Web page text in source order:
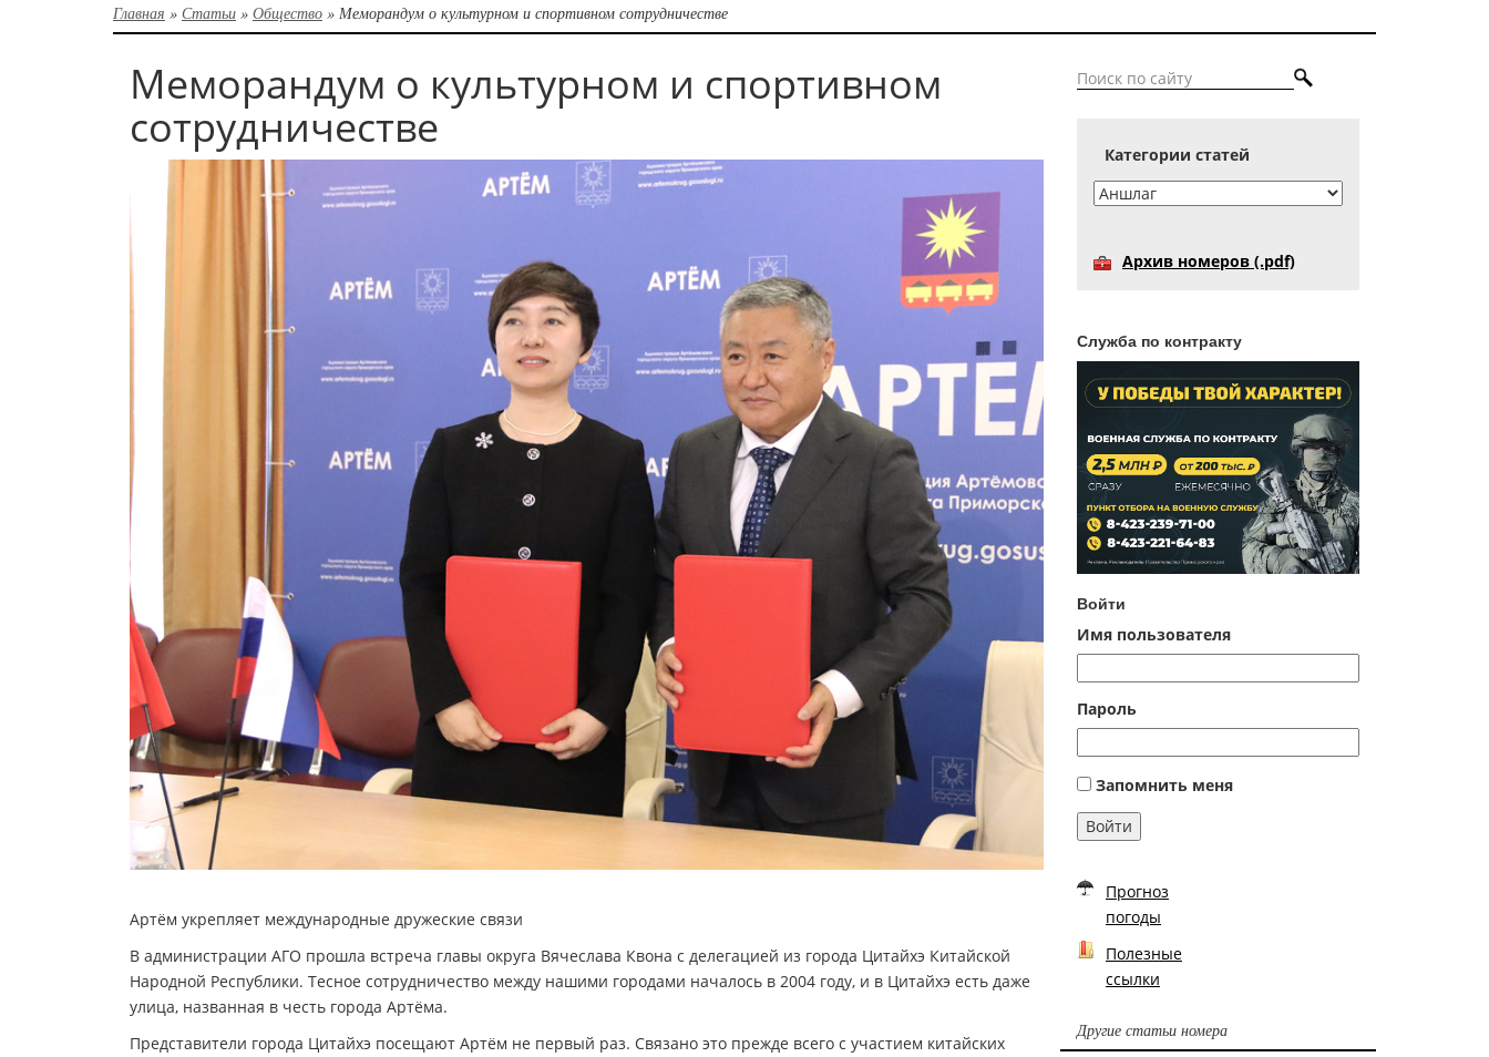
Главная » Статьи » Общество » Меморандум о культурном и спортивном сотрудничестве
Меморандум о культурном и спортивном
сотрудничестве
Артём укрепляет международные дружеские связи
В администрации АГО прошла встреча главы округа Вячеслава Квона с делегацией из города Цитайхэ Китайской
Народной Республики. Тесное сотрудничество между нашими городами началось в 2004 году, и в Цитайхэ есть даже
улица, названная в честь города Артёма.
Представители города Цитайхэ посещают Артём не первый раз. Связано это прежде всего с участием китайских
Категории статей
Архив номеров (.pdf)
Служба по контракту
Войти
Имя пользователя
Пароль
Запомнить меня
Войти
Прогноз
погоды
Полезные
ссылки
Другие статьи номера